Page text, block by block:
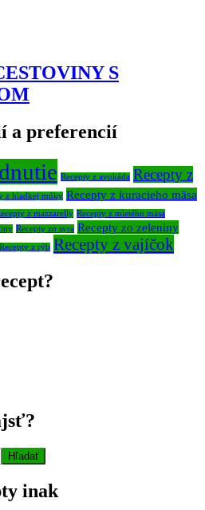
S
a preferencií
Recepty z avokáda Recepty z
z hladkej múky Recepty z kuracieho mäsa
z mazzarelly Recepty z mletého mäsa
Recepty zo syra Recepty zo zeleniny
Recepty z rýb Recepty z vajíčok
inak